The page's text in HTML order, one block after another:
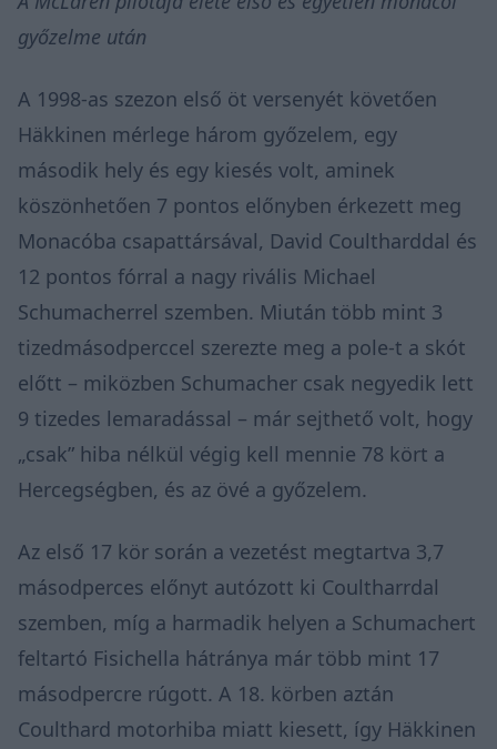
győzelme után
A 1998-as szezon első öt versenyét követően
Häkkinen mérlege három győzelem, egy
második hely és egy kiesés volt, aminek
köszönhetően 7 pontos előnyben érkezett meg
Monacóba csapattársával, David Coultharddal és
12 pontos fórral a nagy rivális Michael
Schumacherrel szemben. Miután több mint 3
tizedmásodperccel szerezte meg a pole-t a skót
előtt – miközben Schumacher csak negyedik lett
9 tizedes lemaradással – már sejthető volt, hogy
„csak” hiba nélkül végig kell mennie 78 kört a
Hercegségben, és az övé a győzelem.
Az első 17 kör során a vezetést megtartva 3,7
másodperces előnyt autózott ki Coultharrdal
szemben, míg a harmadik helyen a Schumachert
feltartó Fisichella hátránya már több mint 17
másodpercre rúgott. A 18. körben aztán
Coulthard motorhiba miatt kiesett, így Häkkinen